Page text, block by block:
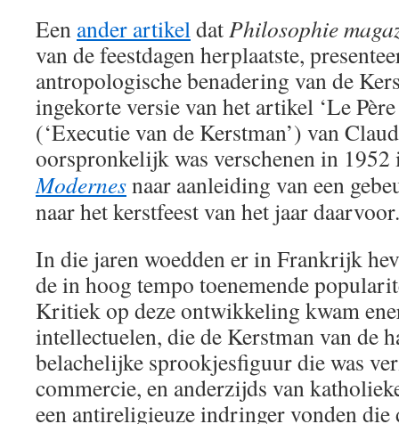
Een ander artikeldatPhilosophie
van de feestdagen herplaatste,
antropologische benadering van de
ingekorte versie van het artikel ‘Le
(‘Executie van de Kerstman’) van
oorspronkelijk was verschenen in
Modernesnaar aanleiding van een
naar het kerstfeest van het jaar daarvoor.
In die jaren woedden er in Frankrijk
de in hoog tempo toenemende
Kritiek op deze ontwikkeling kwam
intellectuelen, die de Kerstman van de
belachelijke sprookjesfiguur die was
commercie, en anderzijds van
een antireligieuze indringer vonden die